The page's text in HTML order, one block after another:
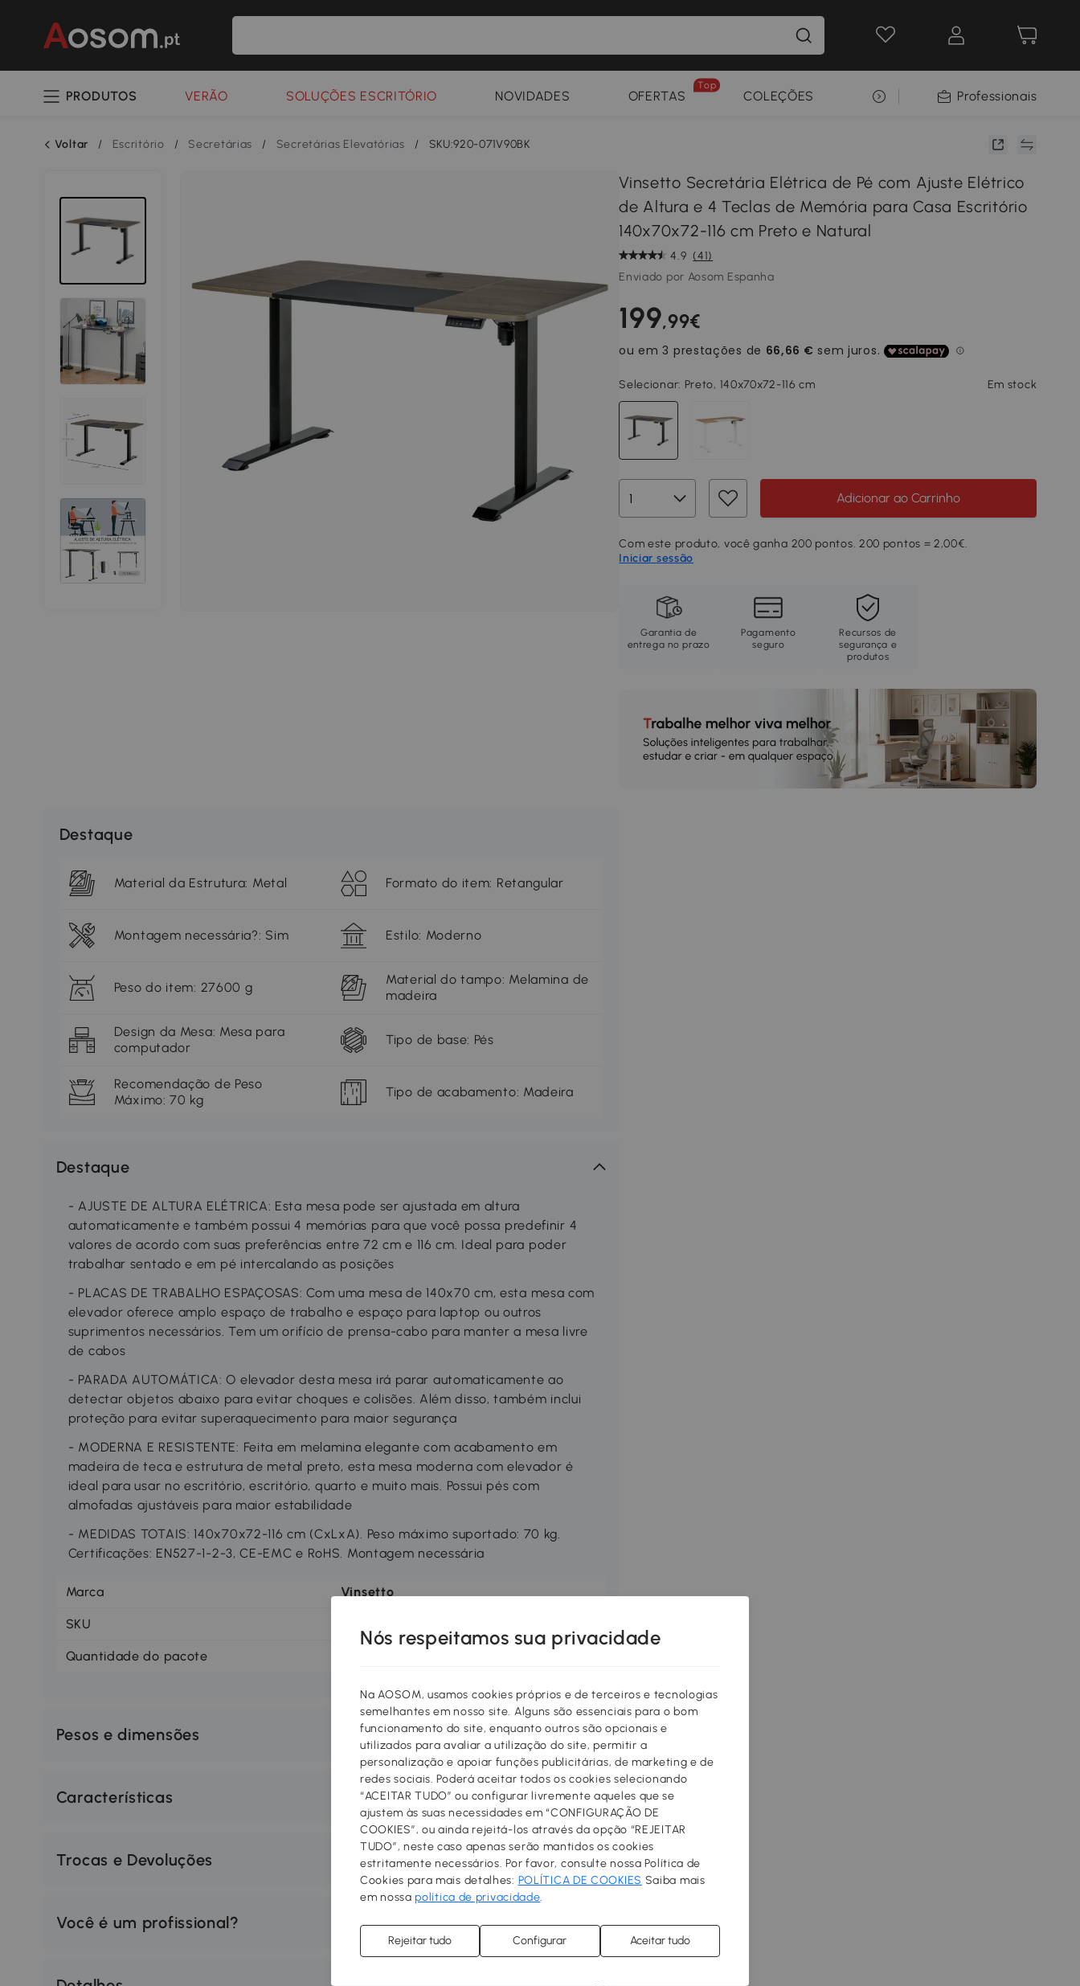
PRODUTOS VERÃO SOLUÇÕES ESCRITÓRIO NOVIDADES OFERTAS
Top
COLEÇÕES SELEÇÃO PREMIUMProfessionais
Voltar / Escritório / Secretárias / Secretárias Elevatórias / SKU:920-071V90BK
Vinsetto Secretária Elétrica de Pé com Ajuste Elétrico
de Altura e 4 Teclas de Memória para Casa Escritório
140x70x72-116 cm Preto e Natural
4.9 (41)
Enviado por Aosom Espanha
199,99€
Selecionar: Preto, 140x70x72-116 cm Em stock
Adicionar ao Carrinho
Com este produto, você ganha 200 pontos. 200 pontos = 2,00€.
Iniciar sessão
Garantia de
entrega no prazo
Pagamento
seguro
Recursos de
segurança e
produtos
Destaque
Material da Estrutura: Metal Formato do item: Retangular
Montagem necessária?: Sim Estilo: Moderno
Peso do item: 27600 g
Material do tampo: Melamina de
madeira
Design da Mesa: Mesa para
computador
Tipo de base: Pés
Recomendação de Peso
Máximo: 70 kg
Tipo de acabamento: Madeira
Destaque
- AJUSTE DE ALTURA ELÉTRICA: Esta mesa pode ser ajustada em altura
automaticamente e também possui 4 memórias para que você possa predefinir 4
valores de acordo com suas preferências entre 72 cm e 116 cm. Ideal para poder
trabalhar sentado e em pé intercalando as posições
- PLACAS DE TRABALHO ESPAÇOSAS: Com uma mesa de 140x70 cm, esta mesa com
elevador oferece amplo espaço de trabalho e espaço para laptop ou outros
suprimentos necessários. Tem um orifício de prensa-cabo para manter a mesa livre
de cabos
- PARADA AUTOMÁTICA: O elevador desta mesa irá parar automaticamente ao
detectar objetos abaixo para evitar choques e colisões. Além disso, também inclui
proteção para evitar superaquecimento para maior segurança
- MODERNA E RESISTENTE: Feita em melamina elegante com acabamento em
madeira de teca e estrutura de metal preto, esta mesa moderna com elevador é
ideal para usar no escritório, escritório, quarto e muito mais. Possui pés com
almofadas ajustáveis para maior estabilidade
- MEDIDAS TOTAIS: 140x70x72-116 cm (CxLxA). Peso máximo suportado: 70 kg.
Certificações: EN527-1-2-3, CE-EMC e RoHS. Montagem necessária
Marca Vinsetto
SKU
Quantidade do pacote
Pesos e dimensões
Características
Trocas e Devoluções
Você é um profissional?
Nós respeitamos sua privacidade
Na AOSOM, usamos cookies próprios e de terceiros e tecnologias
semelhantes em nosso site. Alguns são essenciais para o bom
funcionamento do site, enquanto outros são opcionais e
utilizados para avaliar a utilização do site, permitir a
personalização e apoiar funções publicitárias, de marketing e de
redes sociais. Poderá aceitar todos os cookies selecionando
“ACEITAR TUDO” ou configurar livremente aqueles que se
ajustem às suas necessidades em “CONFIGURAÇÃO DE
COOKIES”, ou ainda rejeitá-los através da opção “REJEITAR
TUDO”, neste caso apenas serão mantidos os cookies
estritamente necessários. Por favor, consulte nossa Política de
Cookies para mais detalhes: POLÍTICA DE COOKIES Saiba mais
em nossapolítica de privacidade.
Rejeitar tudo Configurar Aceitar tudo